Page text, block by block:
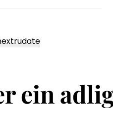
Erbsen
ein